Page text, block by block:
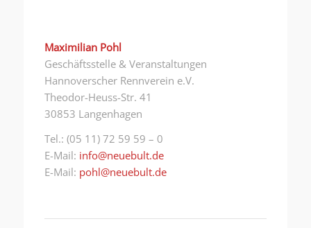
Maximilian Pohl
Geschäftsstelle & Veranstaltungen
Hannoverscher Rennverein e.V.
Theodor-Heuss-Str. 41
30853 Langenhagen
Tel.: (05 11) 72 59 59 – 0
E-Mail: info@neuebult.de
E-Mail: pohl@neuebult.de